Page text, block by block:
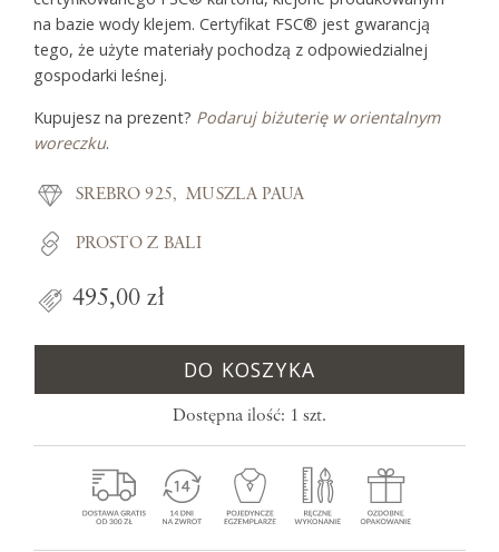
na bazie wody klejem. Certyfikat FSC® jest gwarancją
tego, że użyte materiały pochodzą z odpowiedzialnej
gospodarki leśnej.
Kupujesz na prezent? Podaruj biżuterię w orientalnym
woreczku.
SREBRO 925 MUSZLA PAUA
PROSTO Z BALI
495,00 zł
DO KOSZYKA
Dostępna ilość: 1 szt.